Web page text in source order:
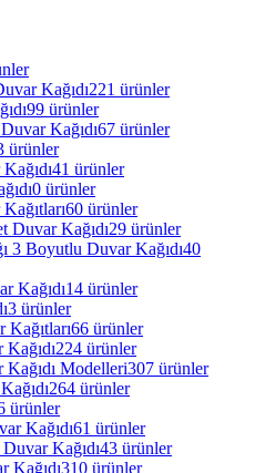
Kağıdı221 ürünler
99 ürünler
Kağıdı67 ürünler
ürünler
41 ürünler
0 ürünler
60 ürünler
Duvar Kağıdı29 ürünler
3 Boyutlu Duvar Kağıdı40
Kağıdı14 ürünler
3 ürünler
66 ürünler
224 ürünler
Modelleri307 ürünler
264 ürünler
ürünler
Kağıdı61 ürünler
Kağıdı43 ürünler
Kağıdı310 ürünler